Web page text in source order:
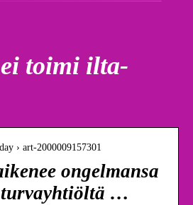
toimi ilta-
› art-2000009157301
ongelmansa
…